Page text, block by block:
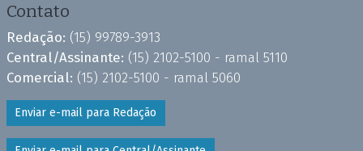
Contato
Redação: (15) 99789-3913
Central/Assinante: (15) 2102-5100 - ramal 5110
Comercial: (15) 2102-5100 - ramal 5060
Enviar e-mail para Redação